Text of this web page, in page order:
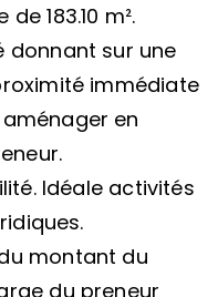
183.10 m².
donnant sur une
immédiate
en
Idéale activités
du montant du
du preneur